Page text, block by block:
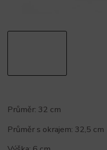
Průměr: 32 cm
Průměr s okrajem: 32,5 cm